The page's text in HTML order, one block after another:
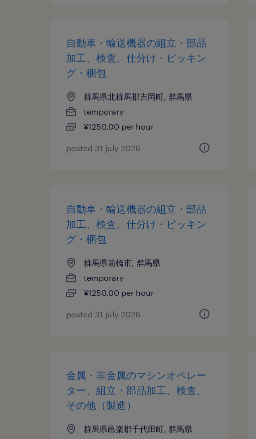
自動車・輸送機器の組立・部品
加工、検査、仕分け・ピッキン
グ・梱包
群馬県北群馬郡吉岡町, 群馬県
temporary
¥1250.00 per hour
posted 31 july 2026
自動車・輸送機器の組立・部品
加工、検査、仕分け・ピッキン
グ・梱包
群馬県前橋市, 群馬県
temporary
¥1250.00 per hour
posted 31 july 2026
金属・非金属のマシンオペレー
ター、組立・部品加工、検査、
その他（製造）
群馬県邑楽郡千代田町, 群馬県